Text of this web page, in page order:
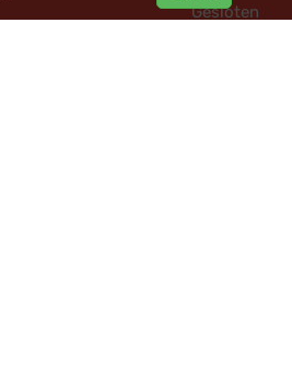
Gesloten